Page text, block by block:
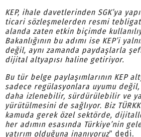
KEP, ihale davetlerinden SGK’ya
ticari sözleşmelerden resmi
alanda zaten etkin biçimde
Bakanlığının bu adımı ise KEP’i
değil, aynı zamanda paydaşlarla
dijital altyapısı haline getiriyor.
Bu tür belge paylaşımlarının KEP
sadece regülasyonlara uyumu
daha izlenebilir, sürdürülebilir ve
yürütülmesini de sağlıyor. Biz
kamuda gerek özel sektörde,
her adımın esasında Türkiye’nin
yatırım olduğuna inanıyoruz” dedi.